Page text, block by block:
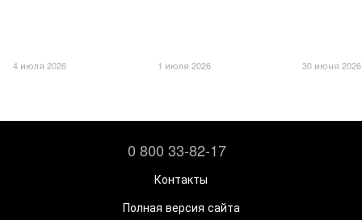
4 июля 2026 1 июля 2026 30 июня 2026
0 800 33-82-17
Контакты
Полная версия сайта